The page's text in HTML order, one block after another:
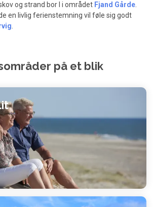
og strand bor I i området Fjand Gårde
en livlig ferienstemning vil føle sig godt
på et blik